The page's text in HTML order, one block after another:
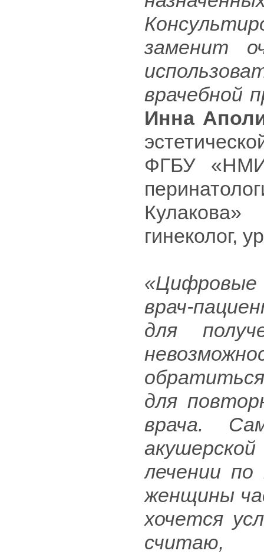
заменит
врачебной
Инна
ФГБУ
гинеколог,
врач-
для
для
врача.
лечении по
женщины
хочется
считаю,